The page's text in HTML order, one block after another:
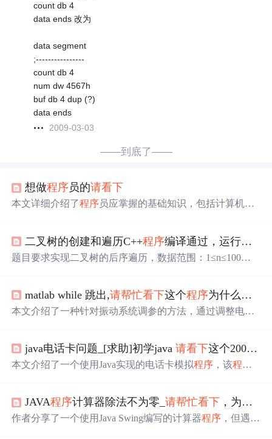
count db 4
data ends 改为
data segment
;----------------
count db 4
num dw 4567h
buf db 4 dup (?)
data ends
2009-03-03
——到底了——
想做程序员的请看下
本文详细介绍了程序员应掌握的基础知识，包括计算机组
二叉树的创建和遍历C++程序编译通过，运行出错，
题目要求实现二叉树的后序遍历，数据范围：1≤n≤100，
在运行时出错，需要找出问题所在。 84294816,7914397,品
牌管理：前端后端实现新增功能详解,['品牌管理', '前端开
matlab while 跳出,请帮忙看下这个程序为什么跳不出WHILE循环？？
本文介绍了一种针对振动系统调参的方法，通过调整电机
值，确保系统稳定运行。
java电话卡问题_[求助]初学java请看下这个200电话卡的
本文介绍了一个使用Java实现的电话卡模拟程序 ，该程序
作。JAVA程序计算器除法不为零_请帮忙看下 ，为什么这个计算器不能运算呢？
作者分享了一个使用Java Swing编写的计算器程序 ，但遇到